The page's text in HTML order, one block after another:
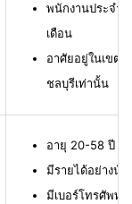
พนักงานประจำ
เดือน
อาศัยอยู่ในเขต
ชลบุรีเท่านั้น
อายุ 20-58 ปี มี
มีรายได้อย่างน้
มีเบอร์โทรศัพท์